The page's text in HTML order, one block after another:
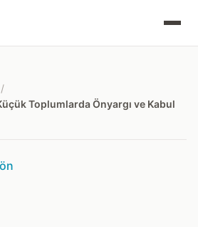
Toplumlarda Önyargı ve Kabul